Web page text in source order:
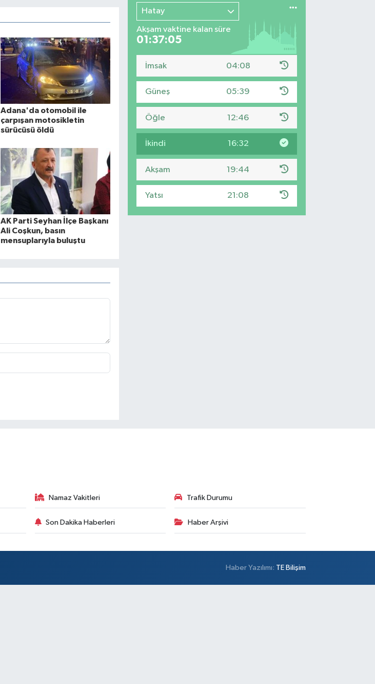
Adana'da otomobil ile
çarpışan motosikletin
sürücüsü öldü
AK Parti Seyhan İlçe Başkanı
Ali Coşkun, basın
mensuplarıyla buluştu
Hatay
Akşam vaktine kalan süre
01:37:04
İmsak 04:08
Güneş 05:39
Öğle 12:46
İkindi 16:32
Akşam 19:44
Yatsı 21:08
Namaz Vakitleri Trafik Durumu
Son Dakika Haberleri Haber Arşivi
Haber Yazılımı: TE Bilişim